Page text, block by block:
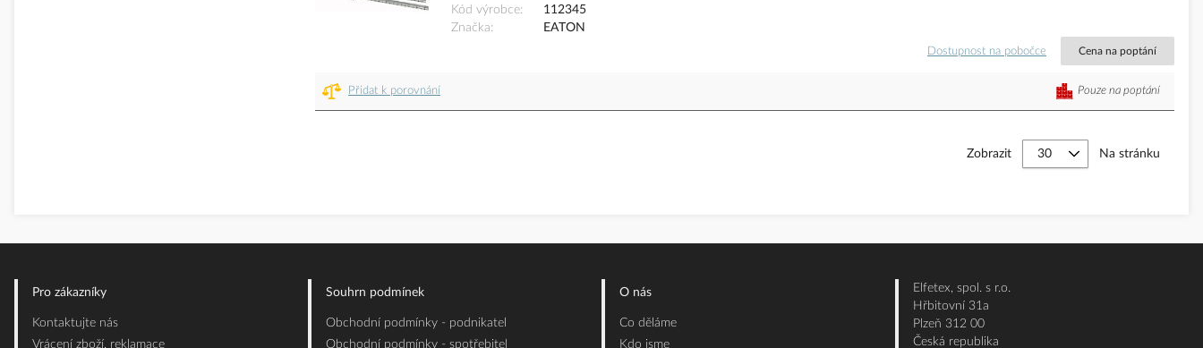
Kód výrobce
112345
Značka
EATON
Dostupnost na pobočce Cena na poptání
Přidat k porovnání Pouze na poptání
Zobrazit Na stránku
Pro zákazníky
Kontaktujte nás
Vrácení zboží, reklamace
Souhrn podmínek
Obchodní podmínky - podnikatel
Obchodní podmínky - spotřebitel
O nás
Co děláme
Kdo jsme
Elfetex, spol. s r.o.
Hřbitovní 31a
Plzeň 312 00
Česká republika